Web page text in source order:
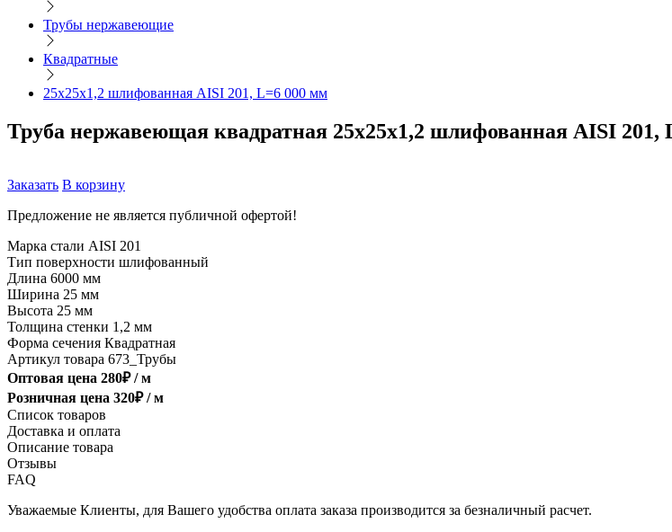
Трубы нержавеющие
Квадратные
25х25х1,2 шлифованная AISI 201, L=6 000 мм
Труба нержавеющая квадратная 25х25х1,2 шлифованная AISI 201,
Заказать В корзину
Предложение не является публичной офертой!
Марка стали AISI 201
Тип поверхности шлифованный
Длина 6000 мм
Ширина 25 мм
Высота 25 мм
Толщина стенки 1,2 мм
Форма сечения Квадратная
Артикул товара 673_Трубы
Оптовая цена 280₽ /м
Розничная цена 320₽ /м
Список товаров
Доставка и оплата
Описание товара
Отзывы
FAQ
Уважаемые Клиенты, для Вашего удобства оплата заказа производится за безналичный расчет.